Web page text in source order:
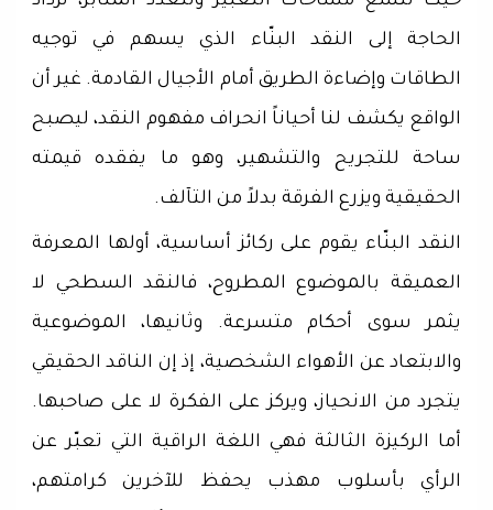
الحاجة إلى النقد البنّاء الذي يسهم في توجيه
الطاقات وإضاءة الطريق أمام الأجيال القادمة. غير أن
الواقع يكشف لنا أحياناً انحراف مفهوم النقد، ليصبح
ساحة للتجريح والتشهير، وهو ما يفقده قيمته
الحقيقية ويزرع الفرقة بدلاً من التآلف.
النقد البنّاء يقوم على ركائز أساسية، أولها المعرفة
العميقة بالموضوع المطروح، فالنقد السطحي لا
يثمر سوى أحكام متسرعة. وثانيها، الموضوعية
والابتعاد عن الأهواء الشخصية، إذ إن الناقد الحقيقي
يتجرد من الانحياز، ويركز على الفكرة لا على صاحبها.
أما الركيزة الثالثة فهي اللغة الراقية التي تعبّر عن
الرأي بأسلوب مهذب يحفظ للآخرين كرامتهم،